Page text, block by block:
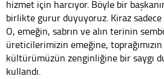
hizmet için harcıyor. Böyle bir
birlikte gurur duyuyoruz. Kiraz
O, emeğin, sabrın ve alın terinin
üreticilerimizin emeğine,
kültürümüzün zenginliğine bir saygı
kullandı.